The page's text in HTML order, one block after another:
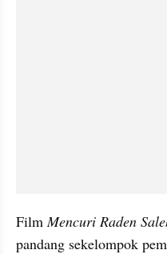
Film Mencuri Raden
pandang sekelompok